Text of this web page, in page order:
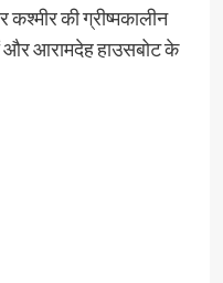
की ग्रीष्मकालीन
और आरामदेह हाउसबोट के